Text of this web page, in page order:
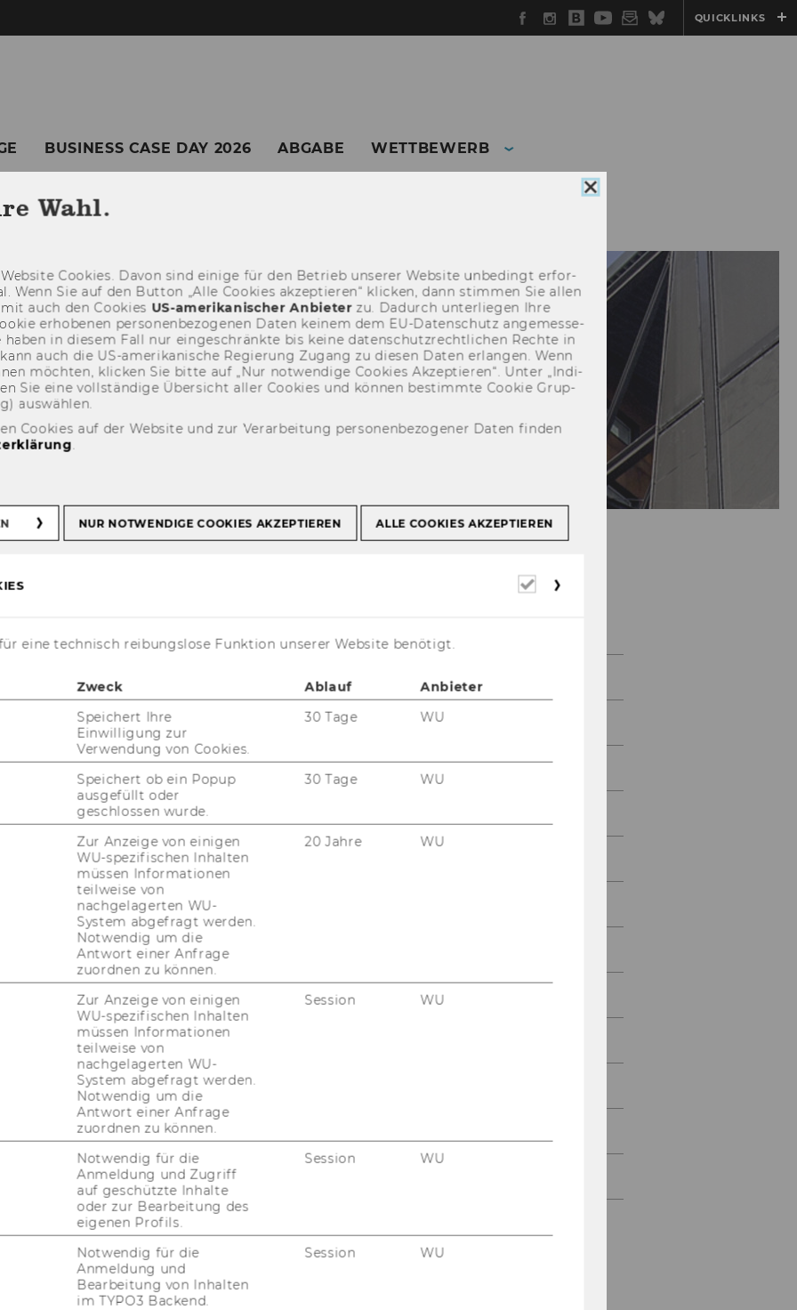
Facebook
Instagram
WU
Blog
YouTube
Newsletter
BlueskyQUICKLINKS
BUSINESS CASE DAY 2026 ABGABE WETTBEWERB
WARTELISTE 2027
die War­te­lis­te
Case Chal­len­ge
bei der du dein Wis­sen an rea­len Her­
tes­ten kannst. Die ak­tu­el­le Edi­ti­on
be­ginnt be­reits jetzt.
WU Busi­ness Case Chal­len­ge 2027 ein
über neue Cases, Coa­chings, wich­ti­ge Up­
Business Case
Business Case Challenge
Business Case Day 2026
Abgabe
Warteliste 2027
Cookie
Wahl.
Coo­kies. Davon sind ei­ni­ge für den Be­trieb un­se­rer Web­site un­be­dingt er­for­
Wenn Sie auf den But­ton „Alle Coo­kies ak­zep­tie­ren“ kli­cken, dann stim­men Sie allen
auch den Coo­kies US-​amerikanischer An­bie­terzu. Da­durch un­ter­lie­gen Ihre
er­ho­be­nen per­so­nen­be­zo­ge­nen Daten kei­nem dem EU-​Datenschutz an­ge­mes­se­
haben in die­sem Fall nur ein­ge­schränk­te bis keine da­ten­schutz­recht­li­chen Rech­te in
auch die US-​amerikanische Re­gie­rung Zu­gang zu die­sen Daten er­lan­gen. Wenn
möch­ten, kli­cken Sie bitte auf „Nur not­wen­di­ge Coo­kies Ak­zep­tie­ren“. Unter „In­di­
Sie eine voll­stän­di­ge Über­sicht aller Coo­kies und kön­nen be­stimm­te Coo­kie Grup­
aus­wäh­len.
Cookies auf der Website und zur Verarbeitung personenbezogener Daten finden
NUR NOTWENDIGE COOKIES AKZEPTIEREN ALLE COOKIES AKZEPTIEREN
Erforderliche
eine technisch reibungslose Funktion unserer Website benötigt.
Zweck Ablauf
Anbieter
Speichert Ihre
Einwilligung zur
Verwendung von Cookies.
30 Tage WU
Speichert ob ein Popup
ausgefüllt oder
geschlossen wurde.
30 Tage WU
Zur Anzeige von einigen
WU-spezifischen Inhalten
müssen Informationen
teilweise von
nachgelagerten WU-
System abgefragt werden.
Notwendig um die
Antwort einer Anfrage
zuordnen zu können.
20 Jahre WU
Zur Anzeige von einigen
WU-spezifischen Inhalten
müssen Informationen
teilweise von
nachgelagerten WU-
System abgefragt werden.
Notwendig um die
Antwort einer Anfrage
zuordnen zu können.
Session WU
Notwendig für die
Anmeldung und Zugriff
auf geschützte Inhalte
oder zur Bearbeitung des
eigenen Profils.
Session WU
Notwendig für die
Anmeldung und
Bearbeitung von Inhalten
im TYPO3 Backend.
Session WU